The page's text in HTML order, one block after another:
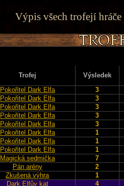
Výpis všech trofejí
Trofej
Výsledek
Pokořitel Dark Elfa
3
Pokořitel Dark Elfa
3
Pokořitel Dark Elfa
3
Pokořitel Dark Elfa
3
Pokořitel Dark Elfa
3
Pokořitel Dark Elfa
1
Pokořitel Dark Elfa
1
Pokořitel Dark Elfa
1
Magická sedmička
7
Pán arény
2
Zkušená výhra
1
Dark Elfův kat
4